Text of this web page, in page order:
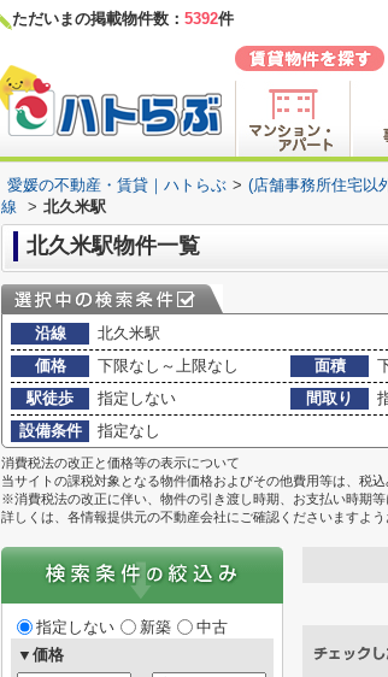
ただいまの掲載物件数： 5392件
愛媛の不動産・賃貸｜ハトらぶ > (店舗事務所住宅以
線
> 北久米駅
北久米駅物件一覧
沿線
北久米駅
価格
下限なし～上限なし 面積
駅徒歩
指定しない 間取り
設備条件
指定なし
消費税法の改正と価格等の表示について
当サイトの課税対象となる物件価格およびその他費用等は、税込
※消費税法の改正に伴い、物件の引き渡し時期、お支払い時期等
詳しくは、各情報提供元の不動産会社にご確認くださいますよう
指定しない 新築
中古
▼価格